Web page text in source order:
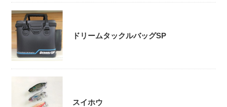
ドリームタックルバッグSP
スイホウ